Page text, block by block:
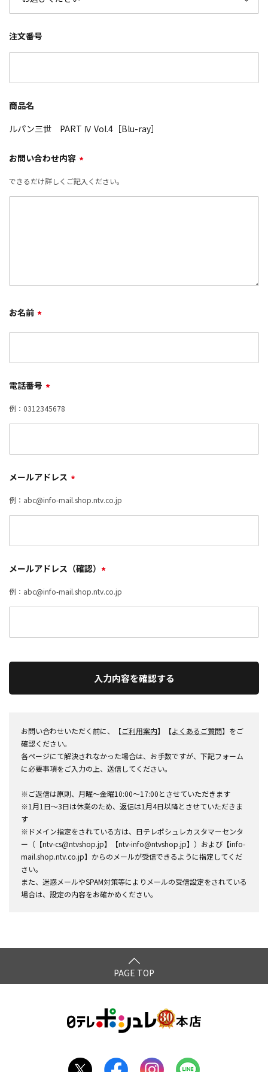
注文番号
商品名
ルパン三世 PART Ⅳ Vol.4［Blu-ray］
お問い合わせ内容 *
できるだけ詳しくご記入ください。
お名前 *
電話番号 *
例：0312345678
メールアドレス *
例：abc@info-mail.shop.ntv.co.jp
メールアドレス（確認） *
例：abc@info-mail.shop.ntv.co.jp
入力内容を確認する
お問い合わせいただく前に、【ご利用案内】【よくあるご質問】をご
確認ください。
各ページにて解決されなかった場合は、お手数ですが、下記フォーム
に必要事項をご入力の上、送信してください。
※ご返信は原則、月曜～金曜10:00～17:00とさせていただきます
※1月1日～3日は休業のため、返信は1月4日以降とさせていただきま
す
※ドメイン指定をされている方は、日テレポシュレカスタマーセンタ
ー（【ntv-cs@ntvshop.jp】【ntv-info@ntvshop.jp】）および【info-
mail.shop.ntv.co.jp】からのメールが受信できるように指定してくだ
さい。
また、迷惑メールやSPAM対策等によりメールの受信設定をされている
場合は、設定の内容をお確かめください。
PAGE TOP